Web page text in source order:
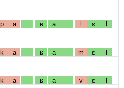
p a ʁ a l ɛ l
k a ʁ a m ɛ l
k a ʁ a v ɛ l